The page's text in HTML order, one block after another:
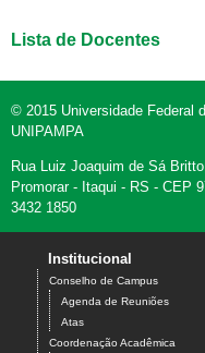
Lista de Docentes
© 2015 Universidade Federal
UNIPAMPA
Rua Luiz Joaquim de Sá
Promorar - Itaqui - RS - CEP
3432 1850
Institucional
Conselho de Campus
Agenda de Reuniões
Atas
Coordenação Acadêmica